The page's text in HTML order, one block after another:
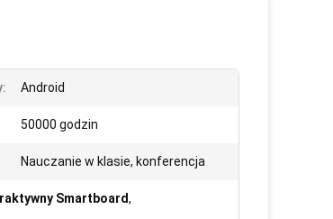
Android
50000 godzin
Nauczanie w klasie, konferencja
Smartboard,